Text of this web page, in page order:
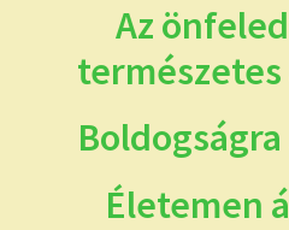
Az
Életemen